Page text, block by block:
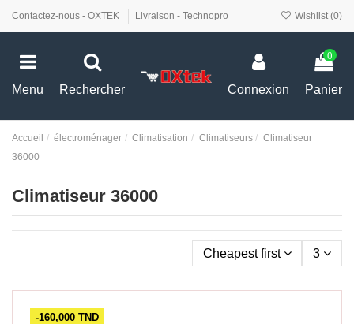
Contactez-nous - OXTEK Livraison - Technopro Wishlist (0)
Menu Rechercher Connexion
0
Panier
Accueil électroménager Climatisation Climatiseurs
Climatiseur
36000
Climatiseur 36000
Cheapest first 3
-160,000 TND